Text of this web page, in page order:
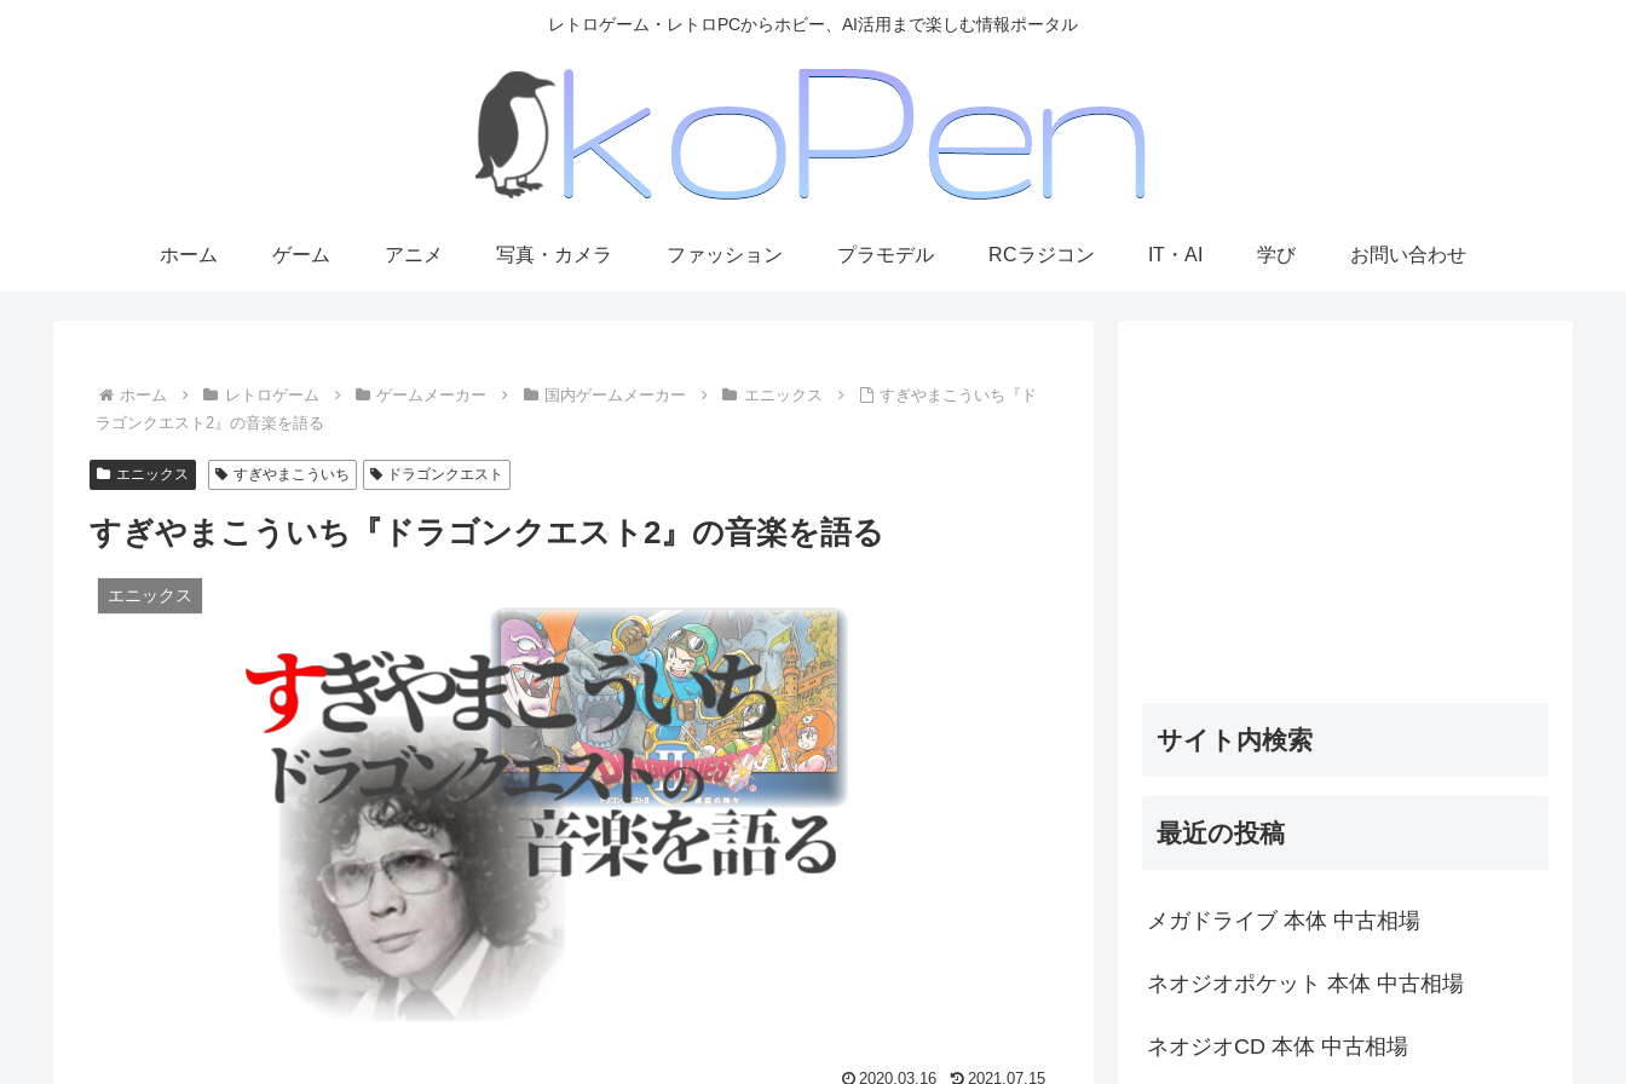
レトロゲーム・レトロPCからホビー、AI活用まで楽しむ情報ポータル
ホーム ゲーム アニメ 写真・カメラ ファッション プラモデル RCラジコン IT・AI 学び お問い合わせ
ホーム レトロゲーム ゲームメーカー 国内ゲームメーカー エニックス
すぎやまこういち『ド
ラゴンクエスト2』の音楽を語る
エニックス すぎやまこういち ドラゴンクエスト
すぎやまこういち『ドラゴンクエスト2』の音楽を語る
エニックス
2020.03.16 2021.07.15
サイト内検索
最近の投稿
メガドライブ 本体 中古相場
ネオジオポケット 本体 中古相場
ネオジオCD 本体 中古相場